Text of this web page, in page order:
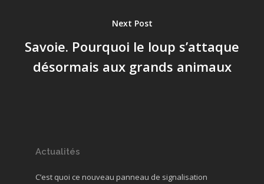
Next Post
Savoie. Pourquoi le loup s’attaque
désormais aux grands animaux
Actualités
C’est quoi ce nouveau panneau de signalisation